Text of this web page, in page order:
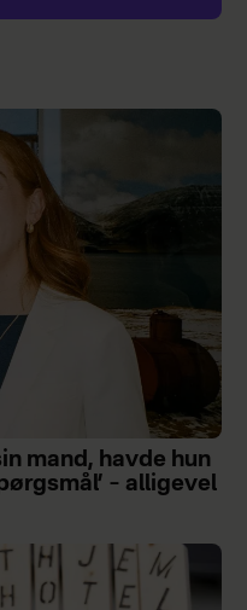
mand, havde hun
– alligevel